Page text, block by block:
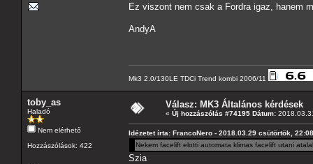
Ez viszont nem csak a Fordra igaz, hanem
AndyA
Mk3 2.0/130LE TDCi Trend kombi 2006/11
toby_as
Haladó
Nem elérhető
Hozzászólások: 422
Válasz: MK3 Általános kérdések
« Új hozzászólás #74195 Dátum:
Idézetet írta: FrancoNero - 2018.03.29 csütörtök,
Nekem facelift elotti automata klimas facelift utani
Szia